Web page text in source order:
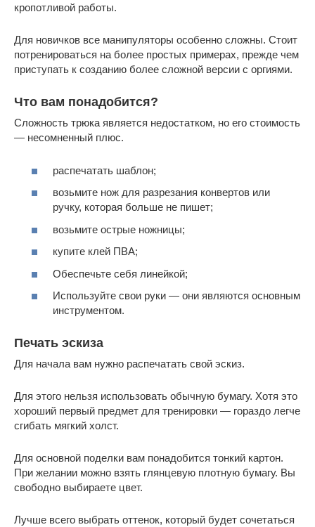
кропотливой работы.
Для новичков все манипуляторы особенно сложны. Стоит
потренироваться на более простых примерах, прежде чем
приступать к созданию более сложной версии с оргиями.
Что вам понадобится?
Сложность трюка является недостатком, но его стоимость
— несомненный плюс.
распечатать шаблон;
возьмите нож для разрезания конвертов или
ручку, которая больше не пишет;
возьмите острые ножницы;
купите клей ПВА;
Обеспечьте себя линейкой;
Используйте свои руки — они являются основным
инструментом.
Печать эскиза
Для начала вам нужно распечатать свой эскиз.
Для этого нельзя использовать обычную бумагу. Хотя это
хороший первый предмет для тренировки — гораздо легче
сгибать мягкий холст.
Для основной поделки вам понадобится тонкий картон.
При желании можно взять глянцевую плотную бумагу. Вы
свободно выбираете цвет.
Лучше всего выбрать оттенок, который будет сочетаться